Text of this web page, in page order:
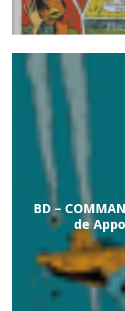
BD –
de